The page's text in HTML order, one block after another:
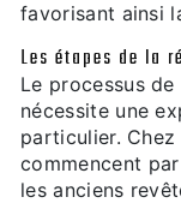
favorisant ainsi
Les étapes de la
Le processus
nécessite une
particulier.
commencent
les anciens